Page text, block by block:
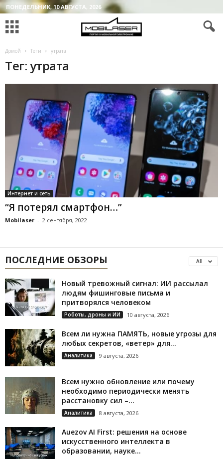
ПОНЕДЕЛЬНИК, 10 АВГУСТА, 2026
Домой Теги утрата
Тег: утрата
Интернет и сеть
“Я потерял смартфон…”
Mobilaser - 2 сентября, 2022
ПОСЛЕДНИЕ ОБЗОРЫ All
Новый тревожный сигнал: ИИ рассылал
людям фишинговые письма и
притворялся человеком
Роботы, дроны и ИИ 10 августа, 2026
Всем ли нужна ПАМЯТЬ, новые угрозы для
любых секретов, «ветер» для...
Аналитика 9 августа, 2026
Всем нужно обновление или почему
необходимо периодически менять
расстановку сил –...
Аналитика 8 августа, 2026
Auezov AI First: решения на основе
искусственного интеллекта в
образовании, науке...